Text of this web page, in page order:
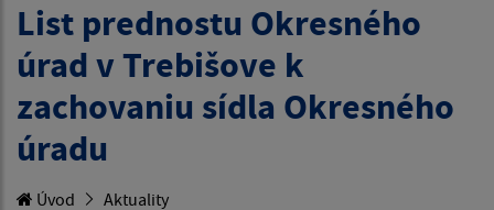
List prednostu Okresného
úrad v Trebišove k
zachovaniu sídla Okresného
úradu
Úvod Aktuality